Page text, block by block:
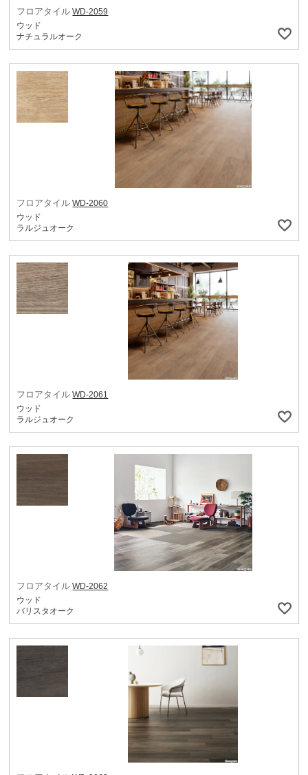
フロアタイル WD-2059
ウッド
ナチュラルオーク
フロアタイル WD-2060
ウッド
ラルジュオーク
フロアタイル WD-2061
ウッド
ラルジュオーク
フロアタイル WD-2062
ウッド
バリスタオーク